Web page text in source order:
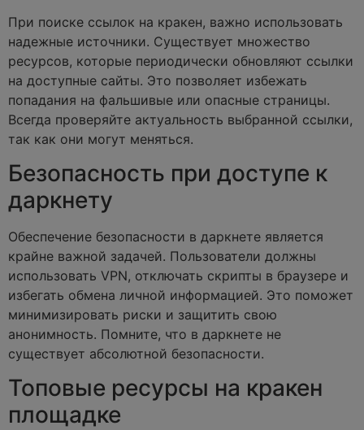
При поиске ссылок на кракен, важно использовать
надежные источники. Существует множество
ресурсов, которые периодически обновляют ссылки
на доступные сайты. Это позволяет избежать
попадания на фальшивые или опасные страницы.
Всегда проверяйте актуальность выбранной ссылки,
так как они могут меняться.
Безопасность при доступе к
даркнету
Обеспечение безопасности в даркнете является
крайне важной задачей. Пользователи должны
использовать VPN, отключать скрипты в браузере и
избегать обмена личной информацией. Это поможет
минимизировать риски и защитить свою
анонимность. Помните, что в даркнете не
существует абсолютной безопасности.
Топовые ресурсы на кракен
площадке